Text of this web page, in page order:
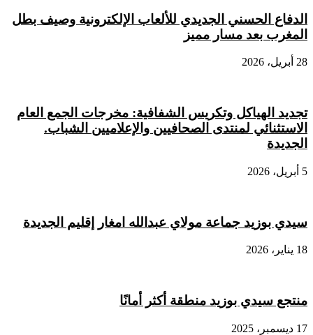
الدفاع الحسني الجديدي للألعاب الإلكترونية وصيف بطل
المغرب بعد مسار مميز
28 أبريل، 2026
تجديد الهياكل وتكريس الشفافية: مخرجات الجمع العام
الاستثنائي لمنتدى الصحافيين والإعلاميين الشباب.
الجديدة
5 أبريل، 2026
سيدي بوزيد جماعة مولاي عبدالله امغار إقليم الجديدة
18 يناير، 2026
منتجع سيدي بوزيد منطقة أكثر أمانًا
17 ديسمبر، 2025